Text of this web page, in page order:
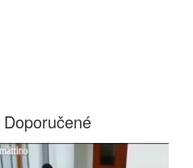
Doporučené